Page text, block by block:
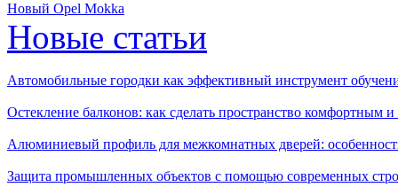
Новый Opel Mokka
Новые статьи
Автомобильные городки как эффективный инструмент
Остекление балконов: как сделать пространство комфортным
Алюминиевый профиль для межкомнатных дверей:
Защита промышленных объектов с помощью современных